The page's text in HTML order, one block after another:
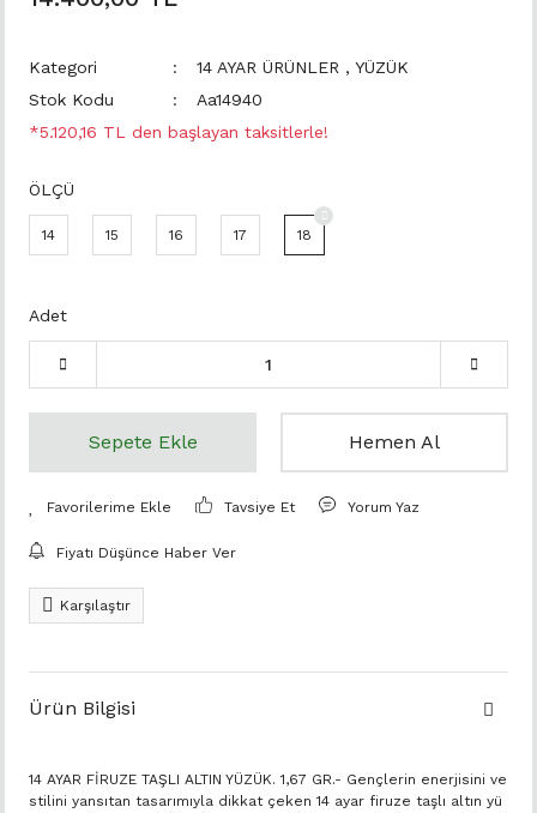
Kategori 14 AYAR ÜRÜNLER , YÜZÜK
Stok Kodu
Aa14940
*5.120,16 TL den başlayan taksitlerle!
ÖLÇÜ
14 15 16 17 18
Adet
Sepete Ekle Hemen Al
Tavsiye Et Yorum Yaz
Fiyatı Düşünce Haber Ver
Karşılaştır
Ürün Bilgisi
14 AYAR FİRUZE TAŞLI ALTIN YÜZÜK. 1,67 GR.- Gençlerin enerjisini ve
stilini yansıtan tasarımıyla dikkat çeken 14 ayar firuze taşlı altın yü